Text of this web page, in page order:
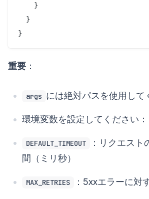
    }
  }
重要 ：
args には絶対パスを使用して
環境変数を設定してください：
DEFAULT_TIMEOUT
：リクエス
間（ミリ秒）
MAX_RETRIES ：5xxエラーに対